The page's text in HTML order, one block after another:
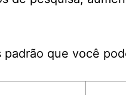
que você